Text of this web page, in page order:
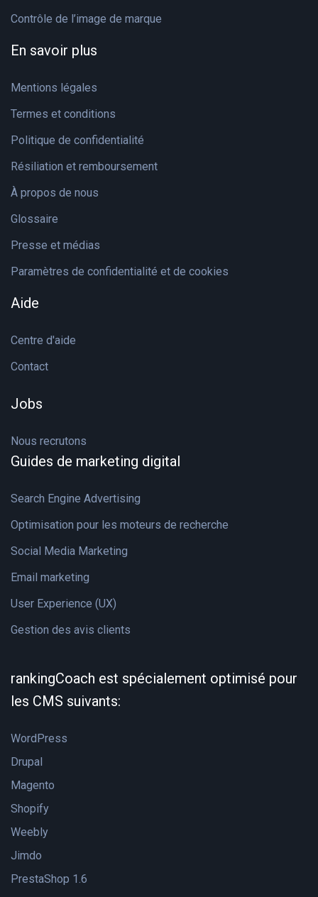
Contrôle de l’image de marque
En savoir plus
Mentions légales
Termes et conditions
Politique de confidentialité
Résiliation et remboursement
À propos de nous
Glossaire
Presse et médias
Paramètres de confidentialité et de cookies
Aide
Centre d'aide
Contact
Jobs
Nous recrutons
Guides de marketing digital
Search Engine Advertising
Optimisation pour les moteurs de recherche
Social Media Marketing
Email marketing
User Experience (UX)
Gestion des avis clients
rankingCoach est spécialement optimisé pour
les CMS suivants:
WordPress
Drupal
Magento
Shopify
Weebly
Jimdo
PrestaShop 1.6